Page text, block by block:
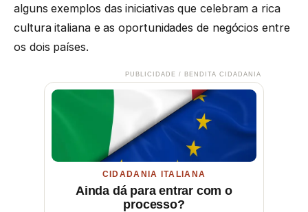
alguns exemplos das iniciativas que celebram a rica
cultura italiana e as oportunidades de negócios entre
os dois países.
PUBLICIDADE / BENDITA CIDADANIA
CIDADANIA ITALIANA
Ainda dá para entrar com o
processo?